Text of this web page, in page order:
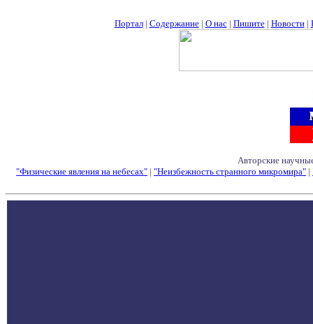
Портал| Содержание| О нас| Пишите| Новости|
Авторские
"Физические явления на небесах" | "Неизбежность странного микромира" |